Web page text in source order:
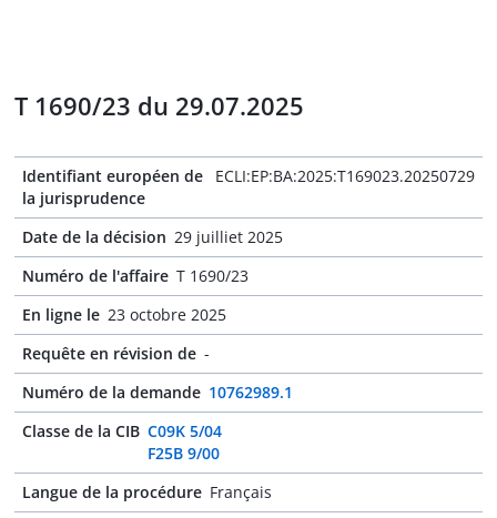
T 1690/23 du 29.07.2025
Identifiant européen de
la jurisprudence
ECLI:EP:BA:2025:T169023.20250729
Date de la décision 29 juilliet 2025
Numéro de l'affaire T 1690/23
En ligne le 23 octobre 2025
Requête en révision de -
Numéro de la demande 10762989.1
Classe de la CIB C09K 5/04
F25B 9/00
Langue de la procédure Français